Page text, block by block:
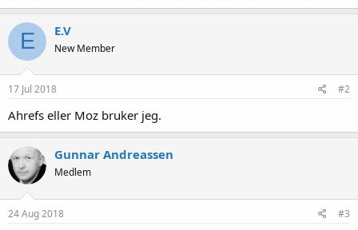
E E.V
New Member
17 Jul 2018 #2
Ahrefs eller Moz bruker jeg.
Gunnar Andreassen
Medlem
24 Aug 2018 #3